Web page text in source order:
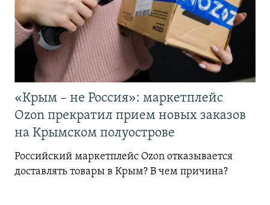
«Крым – не Россия»: маркетплейс
Ozon прекратил прием новых заказов
на Крымском полуострове
Российский маркетплейс Ozon отказывается
доставлять товары в Крым? В чем причина?